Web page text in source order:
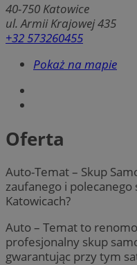
40-750 Katowice
ul. Armii Krajowej 435
+32 573260455
Pokaż na mapie
Oferta
Auto-Temat – Skup
zaufanego i
Katowicach?
Auto – Temat to
profesjonalny skup
gwarantując przy tym